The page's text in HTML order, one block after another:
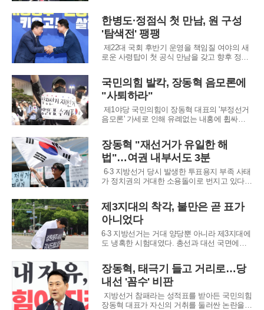
전문기관 한국갤럽이 지난 9일부터 사흘간 실
시한 조사에 따르면, 향후 우리나라를 이끌어
갈 정치 지도자로 오 시장을 꼽은 응답자가 9%
로 가장 많았다. 이번 조사는 특정 후보를
한병도·정점식 첫 만남, 원 구성
'탐색전' 팽팽
제22대 국회 후반기 운영을 책임질 여야의 새
로운 사령탑이 첫 공식 만남을 갖고 향후 정국
민주당 한병도 원내대표와 국민의힘 정점식 신
임 원내대표는 11일 국회에서 상견례를 갖고
원 구성 협상을 위한 포문을 열었다. 민생 현안
이 산적한 상황에서 열린 이번 만남은 여야가
국민의힘 발칵, 장동혁 음모론에
"사퇴하라"
제1야당 국민의힘이 장동혁 대표의 '부정선거
음모론' 가세로 인해 유례없는 내홍에 휩싸였
사태를 이유로 재선거를 요구해온 장 대표가
급기야 부정선거 의혹 시위에 직접 참여하며
태극기와 피켓을 흔드는 모습이 포착되었기 때
문이다. 장 대표는 전날 서울 송파구에서 열린
장동혁 "재선거가 유일한 해
법"…여권 내부서도 3분
6·3 지방선거 당시 발생한 투표용지 부족 사태
가 정치권의 거대한 소용돌이로 번지고 있다.
주장하는 시민들의 시위와 함께 재선거 실시
여부를 둘러싼 여야의 셈법은 복잡하게 꼬여가
는 형국이다. 현재 중앙선거관리위원회에는 서
울시장 선거에 대한 소청이 접수되는 등 법적
절
제3지대의 착각, 불만은 곧 표가
아니었다
6·3 지방선거는 거대 양당뿐 아니라 제3지대에
도 냉혹한 시험대였다. 총선과 대선 국면에서
당과 개혁신당은 이번 선거에서 기대에 크게
못 미치는 성적표를 받아들었다. 양당에 실망
한 유권자의 불만은 분명 존재했지만, 그것이
곧바로 제3정당에 대한 지지와 당선으로 이어
지지는 않았다.
장동혁, 태극기 들고 거리로…당
내선 '꼼수' 비판
지방선거 참패라는 성적표를 받아든 국민의힘
장동혁 대표가 자신의 거취를 둘러싼 논란을